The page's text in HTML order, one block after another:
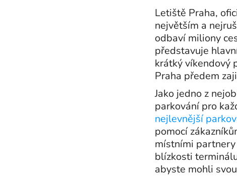
Letiště Praha,
největším a
odbaví miliony
představuje
krátký víkendový
Praha předem
Jako jedno z
parkování pro
nejlevnější
pomocí
místními partnery
blízkosti
abyste mohli